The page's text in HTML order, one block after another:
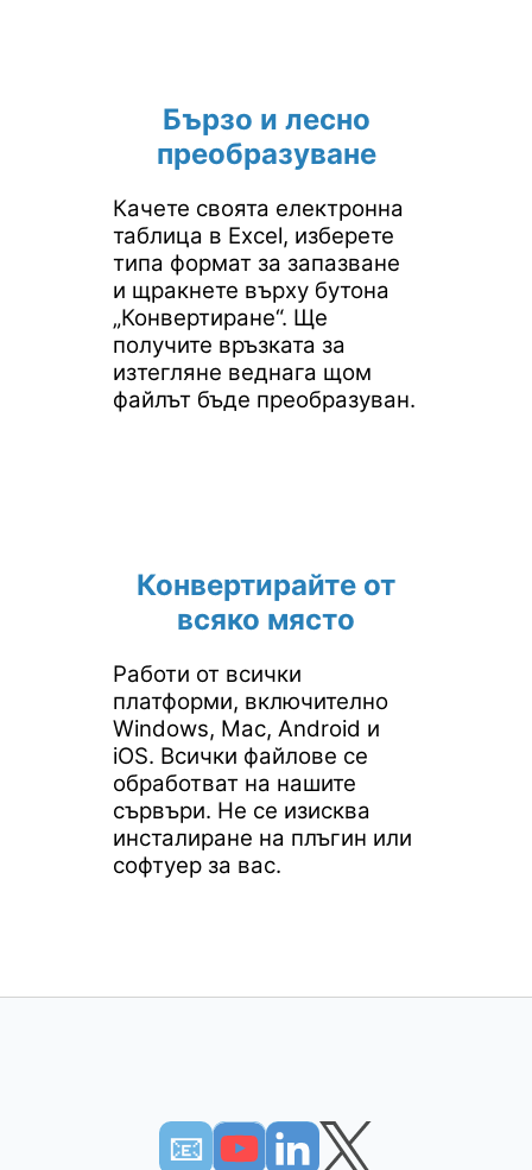
Бързо и лесно
преобразуване
Качете своята електронна
таблица в Excel, изберете
типа формат за запазване
и щракнете върху бутона
„Конвертиране“. Ще
получите връзката за
изтегляне веднага щом
файлът бъде преобразуван.
Конвертирайте от
всяко място
Работи от всички
платформи, включително
Windows, Mac, Android и
iOS. Всички файлове се
обработват на нашите
сървъри. Не се изисква
инсталиране на плъгин или
софтуер за вас.
📧︎